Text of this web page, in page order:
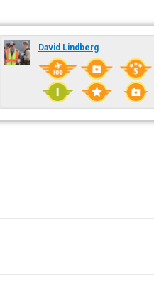
David Lindberg